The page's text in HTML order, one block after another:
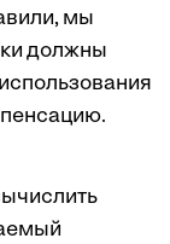
мы
должны